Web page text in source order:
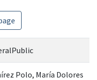
Polo, María Dolores